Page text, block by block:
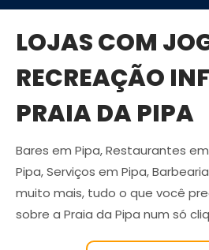
LOJAS COM
RECREAÇÃO
PRAIA DA PIPA
Bares em Pipa, Restaurantes
Pipa, Serviços em Pipa,
muito mais, tudo o que você
sobre a Praia da Pipa num só